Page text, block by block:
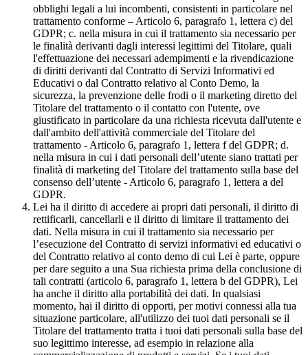
obblighi legali a lui incombenti, consistenti in particolare nel
trattamento conforme – Articolo 6, paragrafo 1, lettera c) del
GDPR; c. nella misura in cui il trattamento sia necessario per
le finalità derivanti dagli interessi legittimi del Titolare, quali
l'effettuazione dei necessari adempimenti e la rivendicazione
di diritti derivanti dal Contratto di Servizi Informativi ed
Educativi o dal Contratto relativo al Conto Demo, la
sicurezza, la prevenzione delle frodi o il marketing diretto del
Titolare del trattamento o il contatto con l'utente, ove
giustificato in particolare da una richiesta ricevuta dall'utente e
dall'ambito dell'attività commerciale del Titolare del
trattamento - Articolo 6, paragrafo 1, lettera f del GDPR; d.
nella misura in cui i dati personali dell’utente siano trattati per
finalità di marketing del Titolare del trattamento sulla base del
consenso dell’utente - Articolo 6, paragrafo 1, lettera a del
GDPR.
Lei ha il diritto di accedere ai propri dati personali, il diritto di
rettificarli, cancellarli e il diritto di limitare il trattamento dei
dati. Nella misura in cui il trattamento sia necessario per
l’esecuzione del Contratto di servizi informativi ed educativi o
del Contratto relativo al conto demo di cui Lei è parte, oppure
per dare seguito a una Sua richiesta prima della conclusione di
tali contratti (articolo 6, paragrafo 1, lettera b del GDPR), Lei
ha anche il diritto alla portabilità dei dati. In qualsiasi
momento, hai il diritto di opporti, per motivi connessi alla tua
situazione particolare, all'utilizzo dei tuoi dati personali se il
Titolare del trattamento tratta i tuoi dati personali sulla base del
suo legittimo interesse, ad esempio in relazione alla